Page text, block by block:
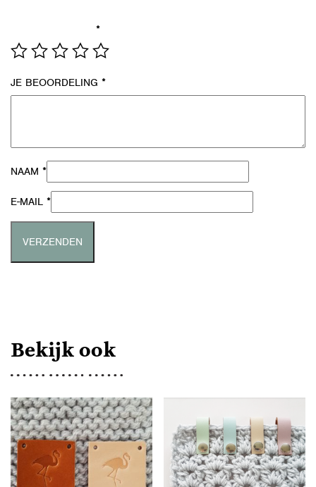
*
JE BEOORDELING *
NAAM *
E-MAIL *
Bekijk ook